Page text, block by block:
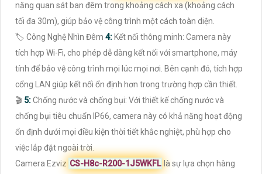
năng quan sát ban đêm trong khoảng cách xa (khoảng cách
tối đa 30m), giúp bảo vệ công trình một cách toàn diện.
🏷 Công Nghệ Nhìn Đêm 4: Kết nối thông minh: Camera này
tích hợp Wi-Fi, cho phép dễ dàng kết nối với smartphone, máy
tính để bảo vệ công trình mọi lúc mọi nơi. Bên cạnh đó, tích hợp
cổng LAN giúp kết nối ổn định hơn trong trường hợp cần thiết.
🎬 5:Chống nước và chống bụi: Với thiết kế chống nước và
chống bụi tiêu chuẩn IP66, camera này có khả năng hoạt động
ổn định dưới mọi điều kiện thời tiết khắc nghiệt, phù hợp cho
việc lắp đặt ngoài trời.
Camera Ezviz CS-H8c-R200-1J5WKFL là sự lựa chọn hàng